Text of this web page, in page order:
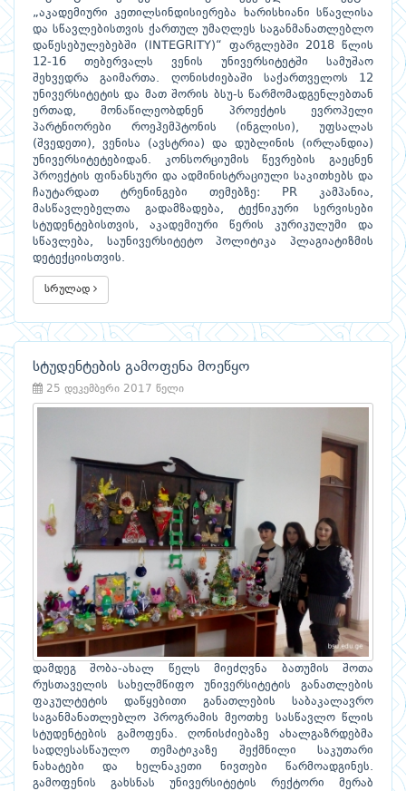
„აკადემიური კეთილსინდისიერება ხარისხიანი სწავლისა
და სწავლებისთვის ქართულ უმაღლეს საგანმანათლებლო
დაწესებულებებში (INTEGRITY)“ ფარგლებში 2018 წლის
12-16 თებერვალს ვენის უნივერსიტეტში სამუშაო
შეხვედრა გაიმართა. ღონისძიებაში საქართველოს 12
უნივერსიტეტის და მათ შორის ბსუ-ს წარმომადგენლებთან
ერთად, მონაწილეობდნენ პროექტის ევროპელი
პარტნიორები როეჰემპტონის (ინგლისი), უფსალას
(შვედეთი), ვენისა (ავსტრია) და დუბლინის (ირლანდია)
უნივერსიტეტებიდან. კონსორციუმის წევრების გაეცნენ
პროექტის ფინანსური და ადმინისტრაციული საკითხებს და
ჩაუტარდათ ტრენინგები თემებზე: PR კამპანია,
მასწავლებელთა გადამზადება, ტექნიკური სერვისები
სტუდენტებისთვის, აკადემიური წერის კურიკულუმი და
სწავლება, საუნივერსიტეტო პოლიტიკა პლაგიატიზმის
დეტექციისთვის.
სრულად
სტუდენტების გამოფენა მოეწყო
25 დეკემბერი 2017 წელი
დამდეგ შობა-ახალ წელს მიეძღვნა ბათუმის შოთა
რუსთაველის სახელმწიფო უნივერსიტეტის განათლების
ფაკულტეტის დაწყებითი განათლების საბაკალავრო
საგანმანათლებლო პროგრამის მეოთხე სასწავლო წლის
სტუდენტების გამოფენა. ღონისძიებაზე ახალგაზრდებმა
სადღესასწაულო თემატიკაზე შექმნილი საკუთარი
ნახატები და ხელნაკეთი ნივთები წარმოადგინეს.
გამოფენის გახსნას უნივერსიტეტის რექტორი მერაბ